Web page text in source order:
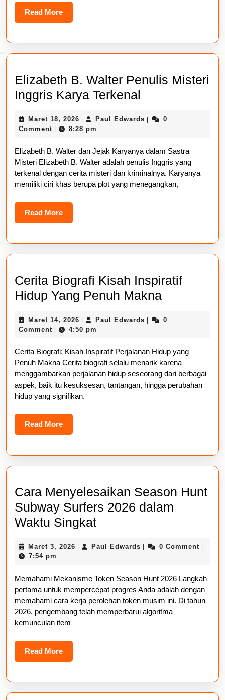
Read MoreRead
More
Elizabeth B. Walter Penulis Misteri
Inggris Karya Terkenal
Walter
Misteri
Inggris
Karya
Maret 18, 2026 Maret
18,
Paul Edwards Paul 0
Comment
8:28 pm
Elizabeth B. Walter dan Jejak Karyanya dalam Sastra
Misteri Elizabeth B. Walter adalah penulis Inggris yang
terkenal dengan cerita misteri dan kriminalnya. Karyanya
memiliki ciri khas berupa plot yang menegangkan,
Read MoreRead
More
Cerita Biografi Kisah Inspiratif
Hidup Yang Penuh Makna
Kisah
Hidup
Yang
Penuh
Maret 14, 2026 Maret
14,
Paul Edwards Paul 0
Comment
4:50 pm
Cerita Biografi: Kisah Inspiratif Perjalanan Hidup yang
Penuh Makna Cerita biografi selalu menarik karena
menggambarkan perjalanan hidup seseorang dari berbagai
aspek, baik itu kesuksesan, tantangan, hingga perubahan
hidup yang signifikan.
Read MoreRead
More
Cara Menyelesaikan Season Hunt
Subway Surfers 2026 dalam
Waktu SingkatCara
Season
Subway
Surfers
2026
Maret 3, 2026 MaretPaul Edwards Paul 0 Comment
7:54 pm
Memahami Mekanisme Token Season Hunt 2026 Langkah
pertama untuk mempercepat progres Anda adalah dengan
memahami cara kerja perolehan token musim ini. Di tahun
2026, pengembang telah memperbarui algoritma
kemunculan item
Read MoreRead
More